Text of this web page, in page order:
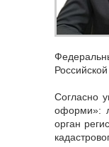
Согласно
оформи»:
орган